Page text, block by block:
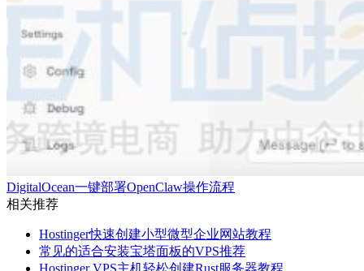
DigitalOcean一键部署OpenClaw操作流程
相关推荐
Hostinger快速创建小型微型企业网站教程
常见的适合安装宝塔面板的VPS推荐
Hostinger VPS主机轻松创建Rust服务器教程